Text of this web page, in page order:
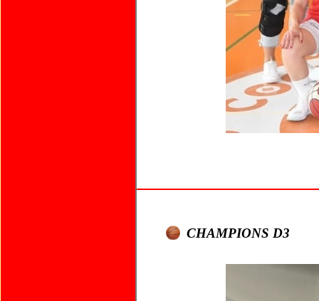
CHAMPIONS D3